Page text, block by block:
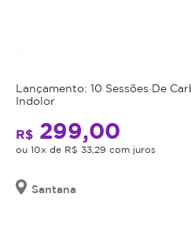
Lançamento: 10 Sessões De
Indolor
R$ 299,00
ou 10x de R$ 33,29 com juros
Santana